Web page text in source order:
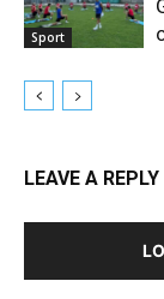
Sport
LEAVE A REPLY